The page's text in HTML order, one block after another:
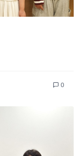
0